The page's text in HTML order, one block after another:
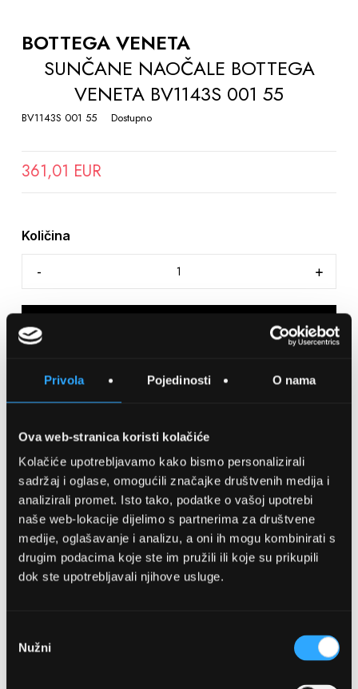
Privola Pojedinosti O nama
Ova web-stranica koristi kolačiće
Kolačiće upotrebljavamo kako bismo personalizirali
sadržaj i oglase, omogućili značajke društvenih medija i
analizirali promet. Isto tako, podatke o vašoj upotrebi
naše web-lokacije dijelimo s partnerima za društvene
medije, oglašavanje i analizu, a oni ih mogu kombinirati s
drugim podacima koje ste im pružili ili koje su prikupili
dok ste upotrebljavali njihove usluge.
pristanka
Nužni
THE
BEGINNING
GALLERY
BOTTEGA VENETA
SUNČANE NAOČALE BOTTEGA
VENETA BV1143S 001 55
BV1143S 001 55 Dostupno
361,01 EUR
Količina
SPREMITE NA LISTU ŽELJA
Detalji
Podijeli s prijateljima